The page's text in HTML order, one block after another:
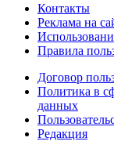
Контакты
Реклама на
Правила
Договор
Политика в
данных
Редакция